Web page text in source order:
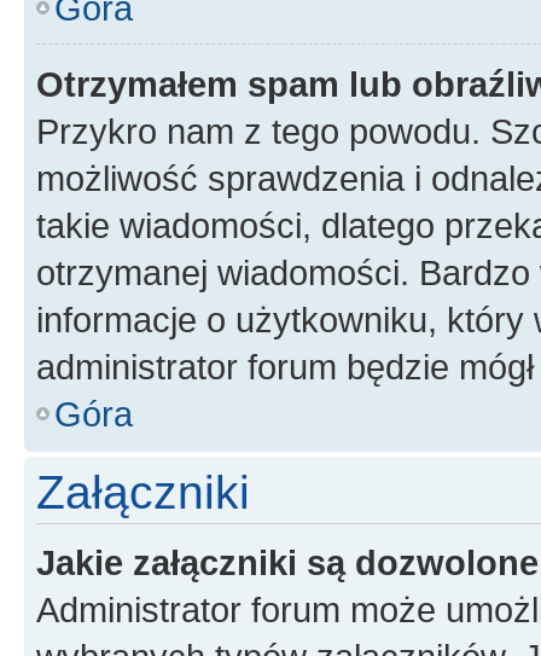
Otrzymałem spam lub
Przykro nam z tego powodu.
możliwość sprawdzenia i
takie wiadomości, dlatego
otrzymanej wiadomości.
informacje o użytkowniku, który
administrator forum będzie
Góra
Załączniki
Jakie załączniki są
Administrator forum może